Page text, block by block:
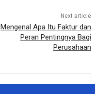
Next article
Mengenal Apa Itu Faktur dan
Peran Pentingnya Bagi
Perusahaan